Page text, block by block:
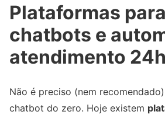
Plataformas
chatbots e
atendimento 24h
Não é preciso (nem
chatbot do zero. Hoje existem